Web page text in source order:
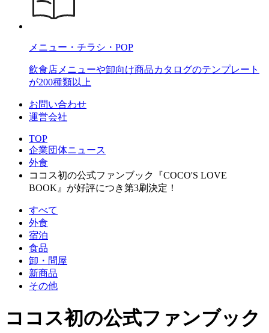
メニュー・チラシ・POP
飲食店メニューや卸向け商品カタログのテンプレート
が200種類以上
お問い合わせ
運営会社
TOP
企業団体ニュース
外食
ココス初の公式ファンブック『COCO'S LOVE
BOOK』が好評につき第3刷決定！
すべて
外食
宿泊
食品
卸・問屋
新商品
その他
ココス初の公式ファンブック